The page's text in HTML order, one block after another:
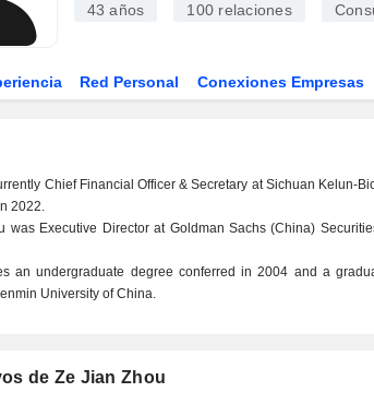
43 años 100 relaciones
Red Personal Conexiones Empresas
Chief Financial Officer & Secretary at Sichuan Kelun-
2022.
was Executive Director at Goldman Sachs (China)
an undergraduate degree conferred in 2004 and a
University of China.
de Ze Jian Zhou